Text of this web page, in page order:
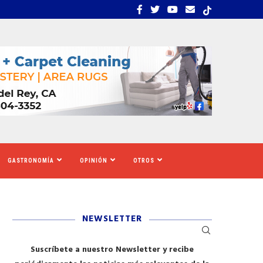
TIGRES DEL NORTE, LILA... LOS SOLICITANTES DE
GASTRONOMÍA OPINIÓN OTROS
NEWSLETTER
Suscríbete a nuestro Newsletter y recibe